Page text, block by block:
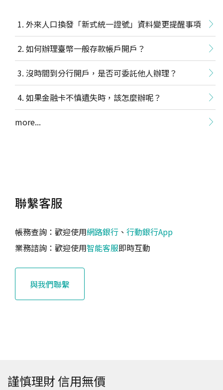
外來人口換發「新式統一證號」資料變更提醒事項
如何辦理臺幣一般存款帳戶開戶？
沒時間到分行開戶，是否可委託他人辦理？
如果金融卡不慎遺失時，該怎麼辦呢？
more...
聯繫客服
帳務查詢：歡迎使用網路銀行 、 行動銀行App
業務諮詢：歡迎使用智能客服即時互動
與我們聯繫
謹慎理財 信用無價